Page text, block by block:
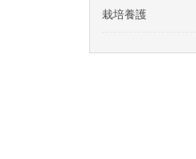
栽培養護